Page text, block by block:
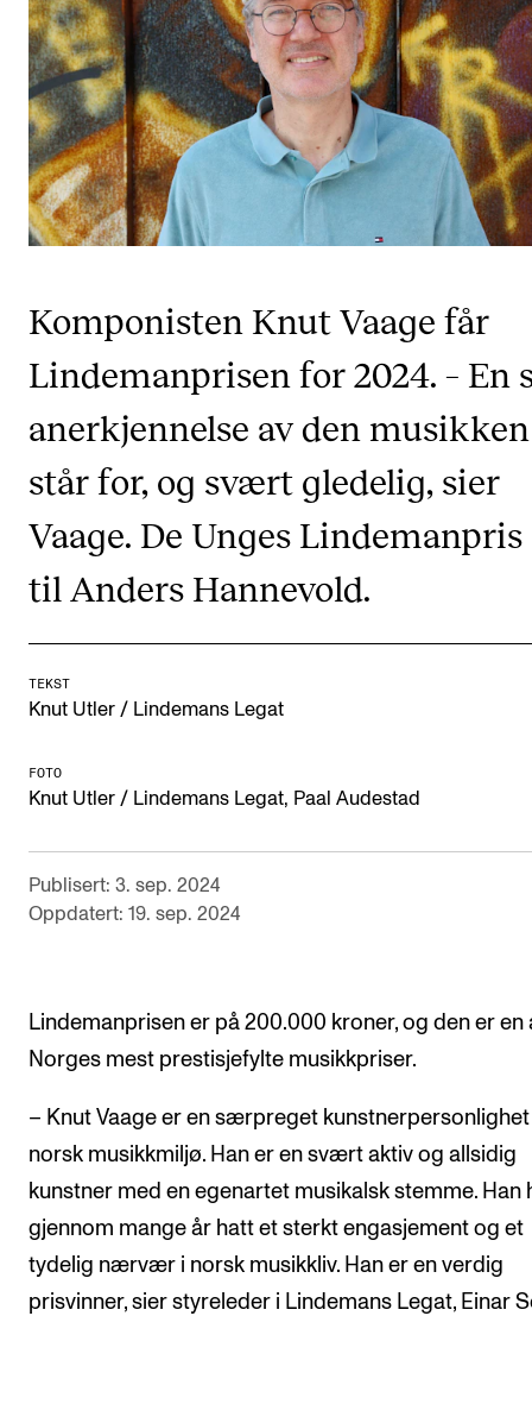
KONSERTER
Gjennomføre konserter og arrangementer
Plakat, program og markedsføring
Offentlige konserter
Interne konserter og arrangementer
PRAKTISK
Canvas
IT og digitale tjenester
Sibelius – Notation Software
Semesterregistrering
STUDENTLIV
Læringsressurser
Betalte spilleoppdrag
Mangfold og likestilling
Arrangementer
Nyheter for studenter
Etter noter nyhetsbrev
KONTAKTER
Kontaktpunkt
Komponisten Knut Vaage får
Lindemanprisen for 2024. – En
anerkjennelse av den
står for, og svært gledelig, sier
Vaage. De Unges Lindemanpris
til Anders Hannevold.
TEKST
Knut Utler / Lindemans Legat
FOTO
Knut Utler / Lindemans Legat, Paal Audestad
Publisert: 3. sep. 2024
Oppdatert: 19. sep. 2024
Lindemanprisen er på 200.000 kroner, og den er en
Norges mest prestisjefylte musikkpriser.
– Knut Vaage er en særpreget kunstnerpersonlighet
norsk musikkmiljø. Han er en svært aktiv og allsidig
kunstner med en egenartet musikalsk stemme. Han
gjennom mange år hatt et sterkt engasjement og et
tydelig nærvær i norsk musikkliv. Han er en verdig
prisvinner, sier styreleder i Lindemans Legat, Einar